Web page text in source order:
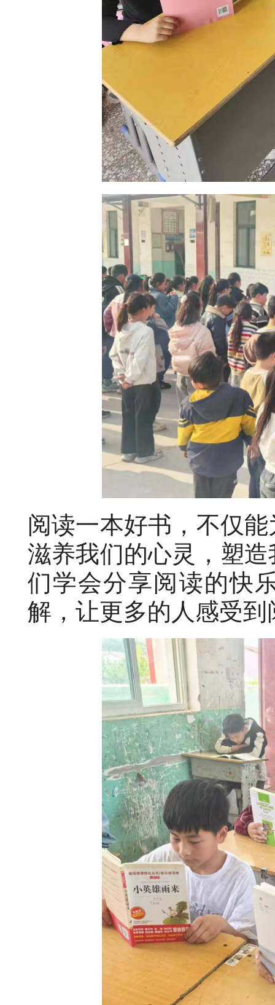
阅读一本好书，不仅
滋养我们的心灵，塑
们学会分享阅读的快
解，让更多的人感受